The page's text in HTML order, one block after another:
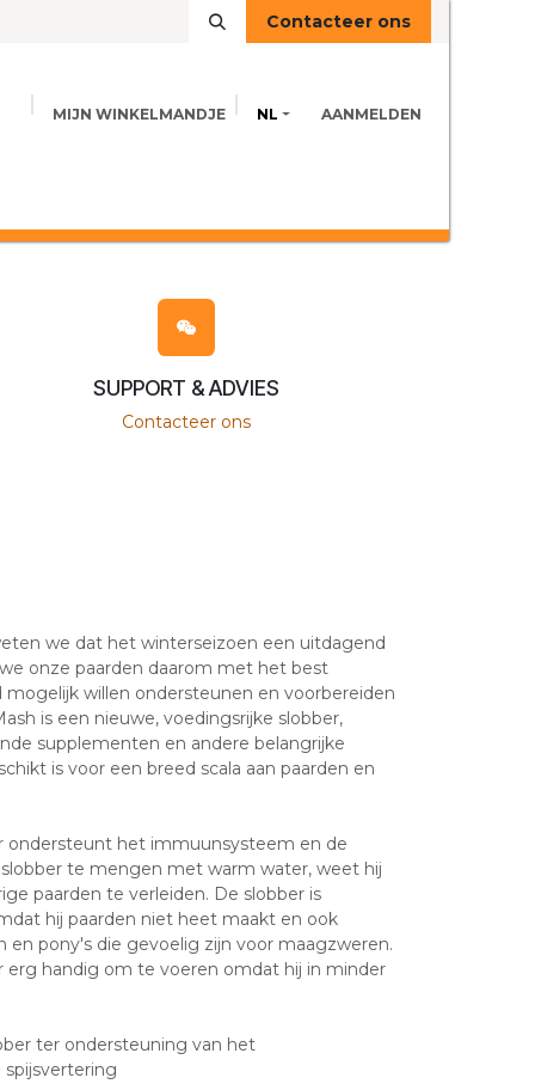
Contacteer ons
MIJN WINKELMANDJE NL AANMELDEN
SUPPORT & ADVIES
Contacteer ons
we dat het winterseizoen een uitdagend
onze paarden daarom met het best
willen ondersteunen en voorbereiden
is een nieuwe, voedingsrijke slobber,
supplementen en andere belangrijke
is voor een breed scala aan paarden en
ondersteunt het immuunsysteem en de
te mengen met warm water, weet hij
paarden te verleiden. De slobber is
hij paarden niet heet maakt en ook
en pony's die gevoelig zijn voor maagzweren.
erg handig om te voeren omdat hij in minder
ter ondersteuning van het